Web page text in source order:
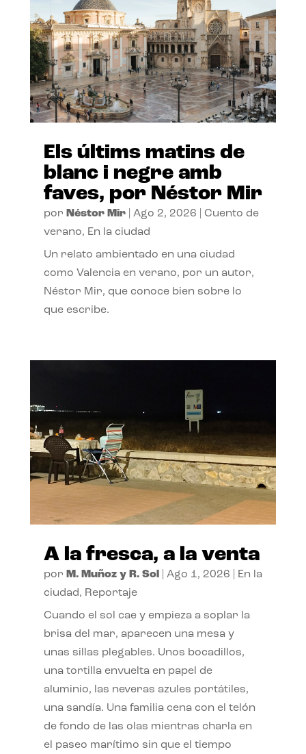
Els últims matins de
blanc i negre amb
faves, por Néstor Mir
por Néstor Mir| Ago 2, 2026
Cuento de
verano, En la ciudad
Un relato ambientado en una ciudad
como Valencia en verano, por un autor,
Néstor Mir, que conoce bien sobre lo
que escribe.
A la fresca, a la venta
por M. Muñoz y R. Sol| Ago 1, 2026
En la
ciudad, Reportaje
Cuando el sol cae y empieza a soplar la
brisa del mar, aparecen una mesa y
unas sillas plegables. Unos bocadillos,
una tortilla envuelta en papel de
aluminio, las neveras azules portátiles,
una sandía. Una familia cena con el telón
de fondo de las olas mientras charla en
el paseo marítimo sin que el tiempo